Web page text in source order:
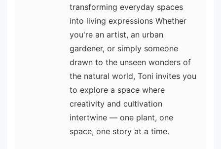
transforming everyday spaces
into living expressions Whether
you're an artist, an urban
gardener, or simply someone
drawn to the unseen wonders of
the natural world, Toni invites you
to explore a space where
creativity and cultivation
intertwine — one plant, one
space, one story at a time.